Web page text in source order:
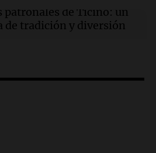
patronales de Ticino: un
de tradición y diversión
para la feria en La